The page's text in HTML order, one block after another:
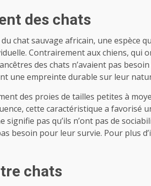
des chats
chat sauvage africain, une espèce
Contrairement aux chiens, qui
des chats n’avaient pas
une empreinte durable sur leur
des proies de tailles petites à
cette caractéristique a favorisé
pas qu’ils n’ont pas de
besoin pour leur survie. Pour plus
chats